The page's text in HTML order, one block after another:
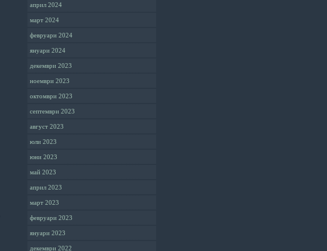
април 2024
март 2024
февруари 2024
януари 2024
декември 2023
ноември 2023
октомври 2023
септември 2023
август 2023
юли 2023
юни 2023
май 2023
април 2023
март 2023
февруари 2023
януари 2023
декември 2022